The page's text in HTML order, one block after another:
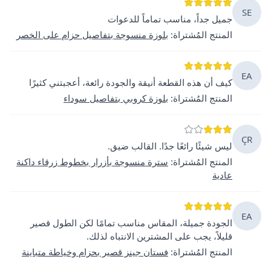
SE
جميل جداً، مناسب تماماً للدعوات
المنتج المُشتراة: بلوزة منسوجة بتفاصيل حزام على الخصر
EA
كيف أن هذه القطعة أنيقة والجودة رائعة، أعجبتني كثيرًا
المنتج المُشتراة: بلوزة كروبي بتفاصيل سوداء
ÇR
ليس شيئًا رائعًا جدًا. القالب ضيق.
المنتج المُشتراة: سترة منسوجة بأزرار بخطوط زرقاء داكنة
عادية
EA
الجودة جميلة، المقاس مناسب تمامًا لكن الطول قصير
قليلاً، يجب على المشترين الانتباه لذلك.
المنتج المُشتراة: فستان جينز قصير بحزام وخياطة متباينة